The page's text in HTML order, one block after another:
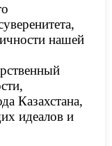
нашей
Казахстана,
идеалов и